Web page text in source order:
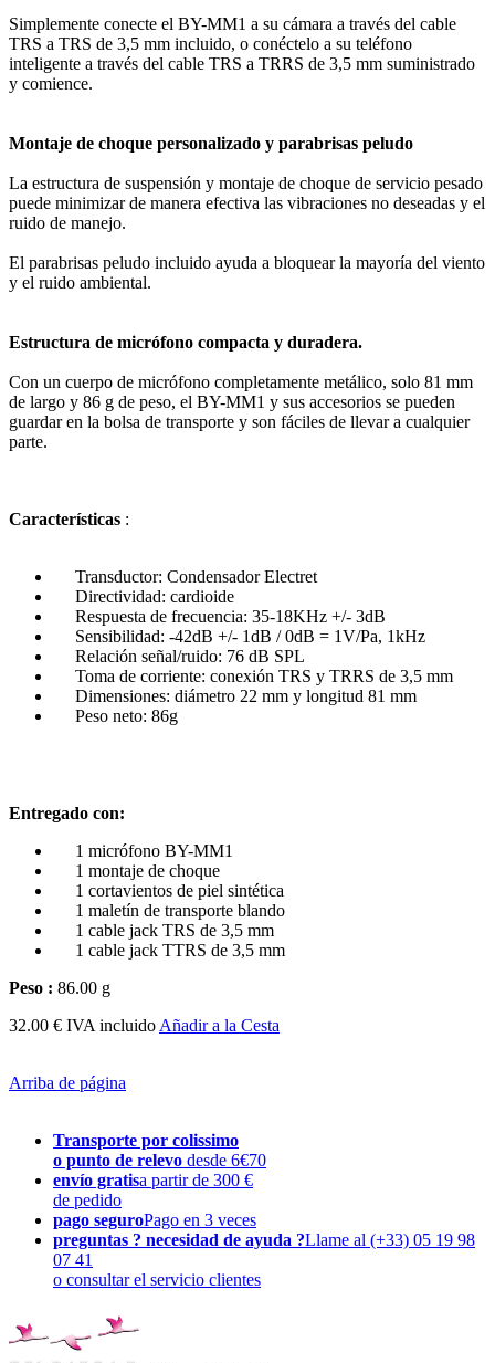
Simplemente conecte el BY-MM1 a su cámara a través del cable
TRS a TRS de 3,5 mm incluido, o conéctelo a su teléfono
inteligente a través del cable TRS a TRRS de 3,5 mm suministrado
y comience.
Montaje de choque personalizado y parabrisas peludo
La estructura de suspensión y montaje de choque de servicio pesado
puede minimizar de manera efectiva las vibraciones no deseadas y el
ruido de manejo.
El parabrisas peludo incluido ayuda a bloquear la mayoría del viento
y el ruido ambiental.
Estructura de micrófono compacta y duradera.
Con un cuerpo de micrófono completamente metálico, solo 81 mm
de largo y 86 g de peso, el BY-MM1 y sus accesorios se pueden
guardar en la bolsa de transporte y son fáciles de llevar a cualquier
parte.
Características :
Transductor: Condensador Electret
Directividad: cardioide
Respuesta de frecuencia: 35-18KHz +/- 3dB
Sensibilidad: -42dB +/- 1dB / 0dB = 1V/Pa, 1kHz
Relación señal/ruido: 76 dB SPL
Toma de corriente: conexión TRS y TRRS de 3,5 mm
Dimensiones: diámetro 22 mm y longitud 81 mm
Peso neto: 86g
Entregado con:
1 micrófono BY-MM1
1 montaje de choque
1 cortavientos de piel sintética
1 maletín de transporte blando
1 cable jack TRS de 3,5 mm
1 cable jack TTRS de 3,5 mm
Peso : 86.00 g
32.00 € IVA incluido Añadir a la Cesta
Arriba de página
Transporte por colissimo
o punto de relevo desde 6€70
envío gratisa partir de 300 €
de pedido
pago seguroPago en 3 veces
preguntas ? necesidad de ayuda ?Llame al (+33) 05 19 98
07 41
o consultar el servicio clientes